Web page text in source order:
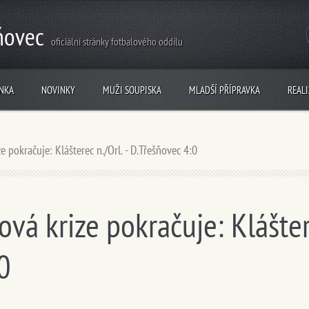
oficiální stránky fotbalového oddílu
NOVINKY MUŽI SOUPISKA MLADŠÍ PŘÍPRAVKA
pokračuje: Klášterec n./Orl. - D.Třešňovec 4:0
krize pokračuje: